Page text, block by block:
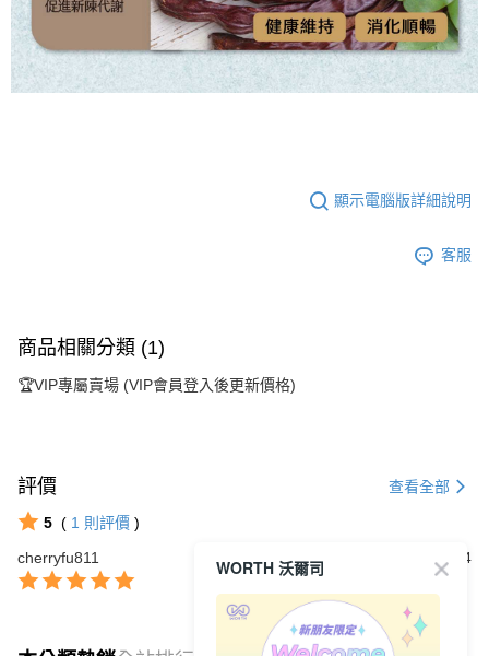
顯示電腦版詳細說明
客服
商品相關分類 (1)
🏆VIP專屬賣場 (VIP會員登入後更新價格)
評價 查看全部
5 ( 1 則評價 )
cherryfu811
2026/04/04
WORTH 沃爾司